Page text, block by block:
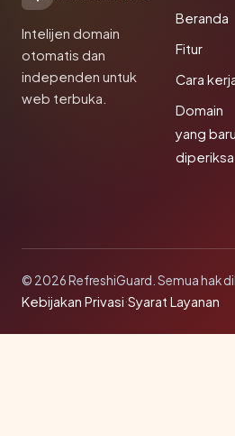
Intelijen domain
otomatis dan
independen untuk
web terbuka.
Beranda
Fitur
Cara
Domain
yang baru
diperiksa
© 2026 RefreshiGuard. Semua hak
Kebijakan Privasi·Syarat Layanan